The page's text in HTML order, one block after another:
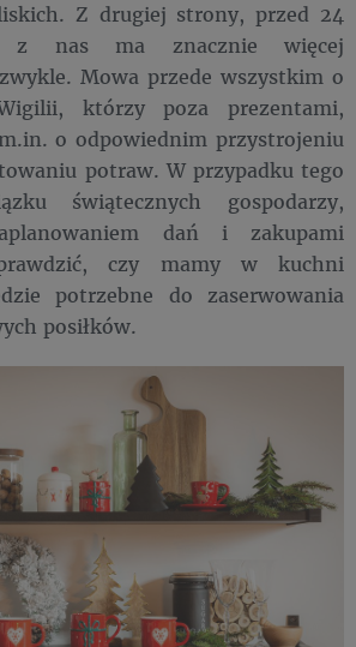
Z drugiej strony, przed 24
z nas ma znacznie więcej
Mowa przede wszystkim o
którzy poza prezentami,
o odpowiednim przystrojeniu
potraw. W przypadku tego
świątecznych gospodarzy,
dań i zakupami
czy mamy w kuchni
potrzebne do zaserwowania
posiłków.